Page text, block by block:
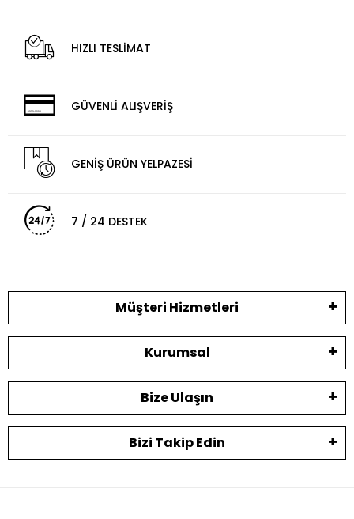
HIZLI TESLİMAT
GÜVENLİ ALIŞVERİŞ
GENİŞ ÜRÜN YELPAZESİ
7 / 24 DESTEK
Müşteri Hizmetleri
Kurumsal
Bize Ulaşın
Bizi Takip Edin